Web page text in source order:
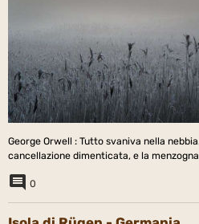
George Orwell : Tutto svaniva nella
cancellazione dimenticata, e la
0